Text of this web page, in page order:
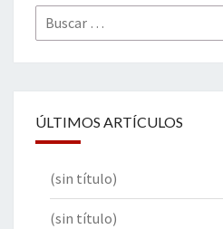
Buscar
por:
ÚLTIMOS ARTÍCULOS
(sin título)
(sin título)